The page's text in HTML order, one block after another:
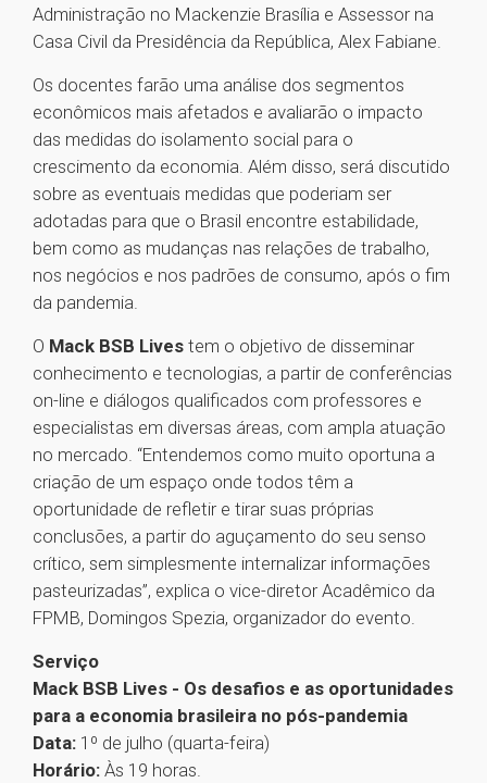
Administração no Mackenzie Brasília e Assessor na
Casa Civil da Presidência da República, Alex Fabiane.
Os docentes farão uma análise dos segmentos
econômicos mais afetados e avaliarão o impacto
das medidas do isolamento social para o
crescimento da economia. Além disso, será discutido
sobre as eventuais medidas que poderiam ser
adotadas para que o Brasil encontre estabilidade,
bem como as mudanças nas relações de trabalho,
nos negócios e nos padrões de consumo, após o fim
da pandemia.
O Mack BSB Lives tem o objetivo de disseminar
conhecimento e tecnologias, a partir de conferências
on-line e diálogos qualificados com professores e
especialistas em diversas áreas, com ampla atuação
no mercado. “Entendemos como muito oportuna a
criação de um espaço onde todos têm a
oportunidade de refletir e tirar suas próprias
conclusões, a partir do aguçamento do seu senso
crítico, sem simplesmente internalizar informações
pasteurizadas”, explica o vice-diretor Acadêmico da
FPMB, Domingos Spezia, organizador do evento.
Serviço
Mack BSB Lives - Os desafios e as oportunidades
para a economia brasileira no pós-pandemia
Data: 1º de julho (quarta-feira)
Horário: Às 19 horas.